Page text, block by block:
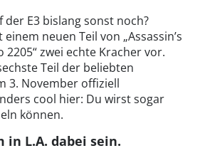
der E3 bislang sonst noch?
neuen Teil von „Assassin’s
2205“ zwei echte Kracher vor.
Teil der beliebten
3. November offiziell
cool hier: Du wirst sogar
können.
in L.A. dabei sein.